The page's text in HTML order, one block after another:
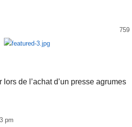
759
de l’achat d’un presse agrumes
pm